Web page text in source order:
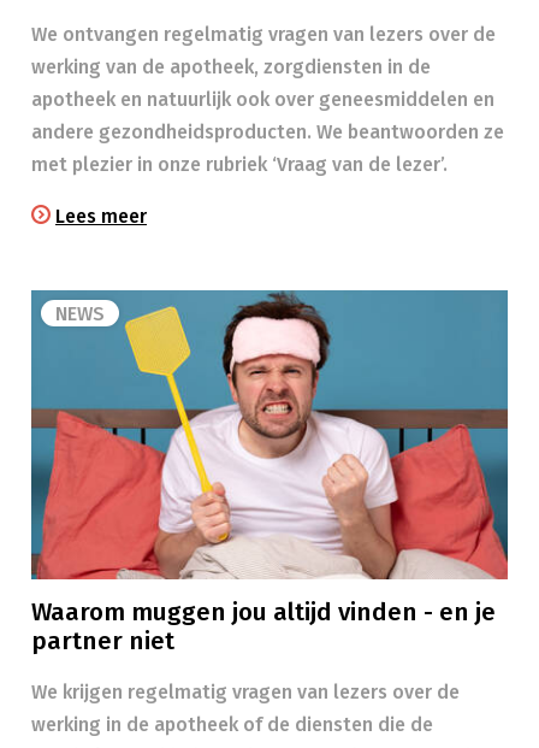
We ontvangen regelmatig vragen van lezers over de
werking van de apotheek, zorgdiensten in de
apotheek en natuurlijk ook over geneesmiddelen en
andere gezondheidsproducten. We beantwoorden ze
met plezier in onze rubriek ‘Vraag van de lezer’.
Lees meer
NEWS
Waarom muggen jou altijd vinden - en je
partner niet
We krijgen regelmatig vragen van lezers over de
werking in de apotheek of de diensten die de